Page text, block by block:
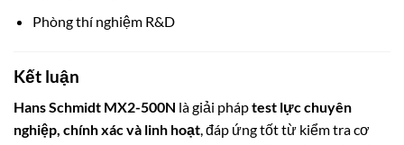
Phòng thí nghiệm R&D
Kết luận
Hans Schmidt MX2-500N là giải pháptest lực chuyên
nghiệp, chính xác và linh hoạt, đáp ứng tốt từ kiểm tra cơ